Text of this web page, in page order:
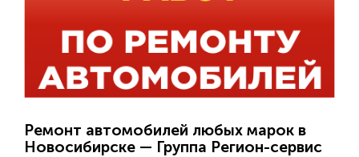
Ремонт автомобилей любых марок в
Новосибирске — Группа Регион-сервис